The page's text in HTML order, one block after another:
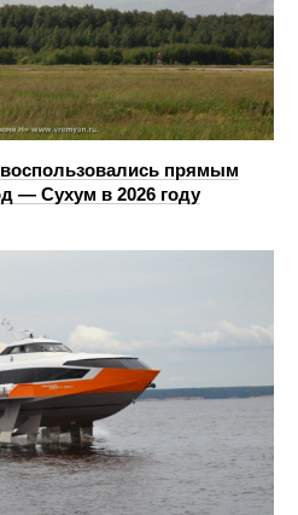
прямым
— Сухум в 2026 году